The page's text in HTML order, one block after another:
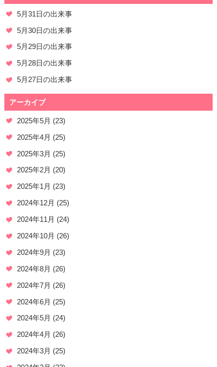
5月31日の出来事
5月30日の出来事
5月29日の出来事
5月28日の出来事
5月27日の出来事
アーカイブ
2025年5月 (23)
2025年4月 (25)
2025年3月 (25)
2025年2月 (20)
2025年1月 (23)
2024年12月 (25)
2024年11月 (24)
2024年10月 (26)
2024年9月 (23)
2024年8月 (26)
2024年7月 (26)
2024年6月 (25)
2024年5月 (24)
2024年4月 (26)
2024年3月 (25)